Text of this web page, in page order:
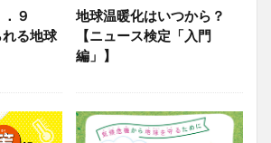
９
る地球
地球温暖化はいつから？
【ニュース検定「入門
編」】